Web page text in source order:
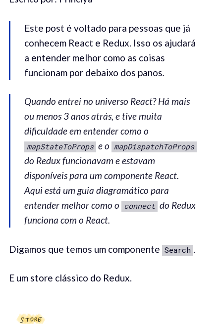
Este post é voltado para pessoas que já
conhecem React e Redux. Isso os ajudará
a entender melhor como as coisas
funcionam por debaixo dos panos.
Quando entrei no universo React?Há mais
ou menos 3 anos atrás, e tive muita
dificuldade em entender como o
mapStateToProps e o mapDispatchToProps
do Redux funcionavam e estavam
disponíveis para um componente React.
Aqui está um guia diagramático para
entender melhor como o connect do Redux
funciona com o React.
Digamos que temos um componente Search .
E um store clássico do Redux.